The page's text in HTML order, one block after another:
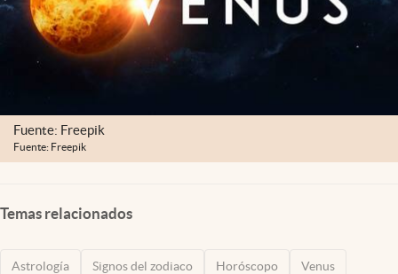
Fuente: Freepik
Fuente: Freepik
Temas relacionados
Astrología Signos del zodiaco Horóscopo Venus